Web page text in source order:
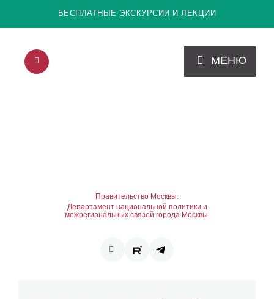
БЕСПЛАТНЫЕ ЭКСКУРСИИ И ЛЕКЦИИ
МЕНЮ
Правительство Москвы.
Департамент национальной политики и
межрегиональных связей города Москвы.